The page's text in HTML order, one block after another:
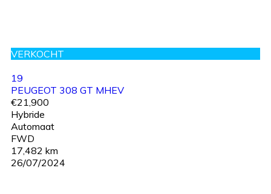
VERKOCHT
19
PEUGEOT 308 GT MHEV
€21,900
Hybride
Automaat
FWD
17,482 km
26/07/2024